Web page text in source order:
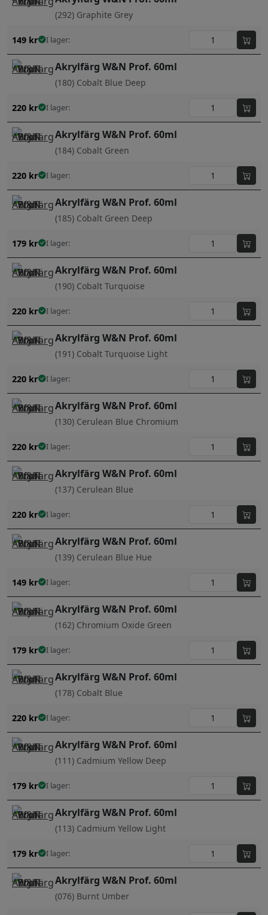
(292) Graphite Grey
149 kr I lager:
Akrylfärg W&N Prof. 60ml
(180) Cobalt Blue Deep
220 kr I lager:
Akrylfärg W&N Prof. 60ml
(184) Cobalt Green
220 kr I lager:
Akrylfärg W&N Prof. 60ml
(185) Cobalt Green Deep
179 kr I lager:
Akrylfärg W&N Prof. 60ml
(190) Cobalt Turquoise
220 kr I lager:
Akrylfärg W&N Prof. 60ml
(191) Cobalt Turquoise Light
220 kr I lager:
Akrylfärg W&N Prof. 60ml
(130) Cerulean Blue Chromium
220 kr I lager:
Akrylfärg W&N Prof. 60ml
(137) Cerulean Blue
220 kr I lager:
Akrylfärg W&N Prof. 60ml
(139) Cerulean Blue Hue
149 kr I lager:
Akrylfärg W&N Prof. 60ml
(162) Chromium Oxide Green
179 kr I lager:
Akrylfärg W&N Prof. 60ml
(178) Cobalt Blue
220 kr I lager:
Akrylfärg W&N Prof. 60ml
(111) Cadmium Yellow Deep
179 kr I lager:
Akrylfärg W&N Prof. 60ml
(113) Cadmium Yellow Light
179 kr I lager:
Akrylfärg W&N Prof. 60ml
(076) Burnt Umber